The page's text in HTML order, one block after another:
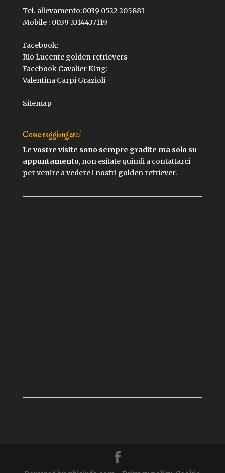
Tel. allevamento:0039 0522 205881
Mobile : 0039 3314437119
Facebook:
Rio Lucente golden retrievers
Facebook Cavalier King:
Valentina Carpi Grazioli
Sitemap
Come raggiungerci
Le vostre visite sono sempre gradite ma solo su
appuntamento, non esitate quindi a contattarci
per venire a vedere i nostri golden retriever.